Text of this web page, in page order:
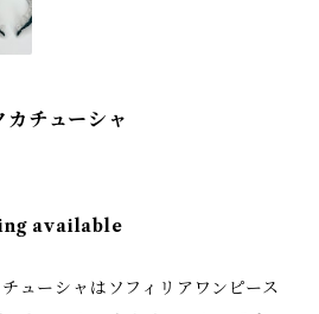
カチューシャ
available
ューシャはソフィリアワンピース